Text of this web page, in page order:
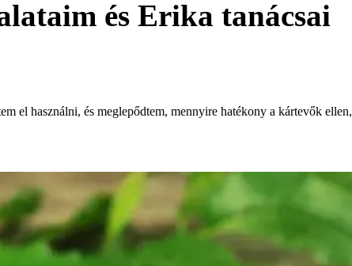
és Erika tanácsai
el használni, és meglepődtem, mennyire hatékony a kártevők ellen,